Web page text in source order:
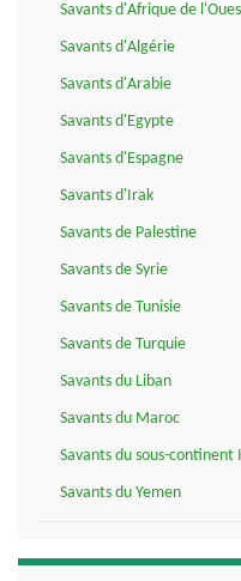
Savants d'Afrique de
Savants d'Algérie
Savants d'Arabie
Savants d'Egypte
Savants d'Espagne
Savants d'Irak
Savants de Palestine
Savants de Syrie
Savants de Tunisie
Savants de Turquie
Savants du Liban
Savants du Maroc
Savants du sous-continent
Savants du Yemen